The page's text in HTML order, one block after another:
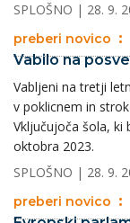
SPLOŠNO | 28. 9.
preberi novico
Vabilo na
Vabljeni na tretji
v poklicnem in
Vključujoča šola, ki
oktobra 2023.
SPLOŠNO | 28. 9.
preberi novico